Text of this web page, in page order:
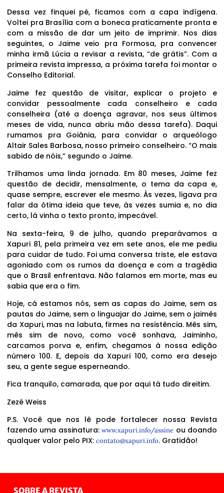
Dessa vez finquei pé, ficamos com a capa indígena.
Voltei pra Brasília com a boneca praticamente pronta e
com a missão de dar um jeito de imprimir. Nos dias
seguintes, o Jaime veio pra Formosa, pra convencer
minha irmã Lúcia a revisar a revista, “de grátis”. Com a
primeira revista impressa, a próxima tarefa foi montar o
Conselho Editorial.
Jaime fez questão de visitar, explicar o projeto e
convidar pessoalmente cada conselheiro e cada
conselheira (até a doença agravar, nos seus últimos
meses de vida, nunca abriu mão dessa tarefa). Daqui
rumamos pra Goiânia, para convidar o arqueólogo
Altair Sales Barbosa, nosso primeiro conselheiro. “O mais
sabido de nóis,” segundo o Jaime.
Trilhamos uma linda jornada. Em 80 meses, Jaime fez
questão de decidir, mensalmente, o tema da capa e,
quase sempre, escrever ele mesmo. Às vezes, ligava pra
falar da ótima ideia que teve, às vezes sumia e, no dia
certo, lá vinha o texto pronto, impecável.
Na sexta-feira, 9 de julho, quando preparávamos a
Xapuri 81, pela primeira vez em sete anos, ele me pediu
para cuidar de tudo. Foi uma conversa triste, ele estava
agoniado com os rumos da doença e com a tragédia
que o Brasil enfrentava. Não falamos em morte, mas eu
sabia que era o fim.
Hoje, cá estamos nós, sem as capas do Jaime, sem as
pautas do Jaime, sem o linguajar do Jaime, sem o jaimês
da Xapuri, mas na labuta, firmes na resistência. Mês sim,
mês sim de novo, como você sonhava, Jaiminho,
carcamos porva e, enfim, chegamos à nossa edição
número 100. E, depois da Xapuri 100, como era desejo
seu, a gente segue esperneando.
Fica tranquilo, camarada, que por aqui tá tudo direitim.
Zezé Weiss
P.S. Você que nos lê pode fortalecer nossa Revista
fazendo uma assinatura:www.xapuri.info/assine ou doando
qualquer valor pelo PIX: contato@xapuri.info. Gratidão!
SOBRE A REVISTA